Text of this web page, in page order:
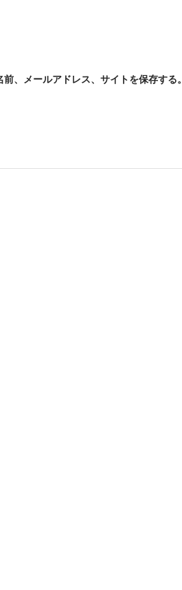
、メールアドレス、サイトを保存する。